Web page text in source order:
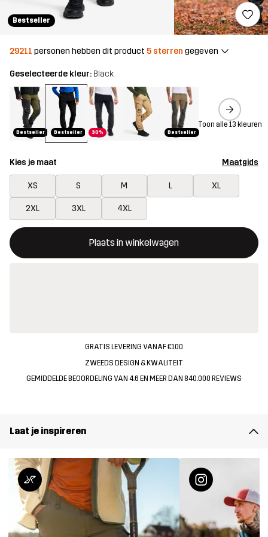
Bestseller
29211 personen hebben dit product 5 sterren gegeven
Geselecteerde kleur: Black
Bestseller Bestseller 30% Bestseller
Toon alle 13 kleuren
Kies je maat Maatgids
XS S M L XL
2XL 3XL 4XL
Plaats in winkelwagen
Deze knop opent een modal met de bevestiging van een
{{size}} niet beschikbaar
GRATIS LEVERING VANAF €100
ZWEEDS DESIGN & KWALITEIT
GEMIDDELDE BEOORDELING VAN 4.6 EN MEER DAN 840.000 REVIEWS
Laat je inspireren